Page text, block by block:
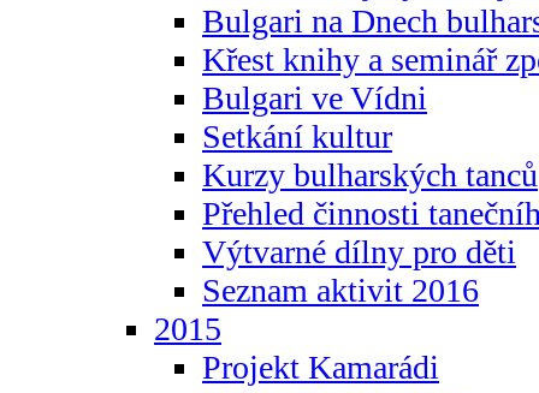
Bulgari na Dnech
Křest knihy a seminář
Bulgari ve Vídni
Setkání kultur
Kurzy bulharských tanců
Přehled činnosti
Výtvarné dílny pro děti
Seznam aktivit 2016
2015
Projekt Kamarádi